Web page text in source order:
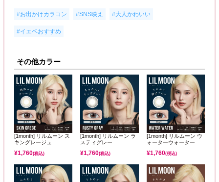
#お出かけカラコン #SNS映え #大人かわいい
#イエベおすすめ
その他カラー
[1month] リルムーン ス
キングレージュ
¥1,760(税込)
[1month] リルムーン ラ
スティグレー
¥1,760(税込)
[1month] リルムーン ウ
ォーターウォーター
¥1,760(税込)